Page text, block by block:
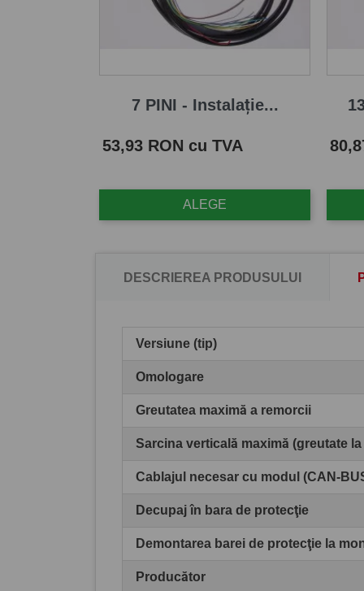
7 PINI - Instalație...
Pret
53,93 RON cu TVA
ALEGE
Pret
DESCRIEREA PRODUSULUI
Versiune (tip)
Omologare
Greutatea maximă a remorcii
Sarcina verticală maximă (greutate
Cablajul necesar cu modul (CAN-
Decupaj în bara de protecţie
Demontarea barei de protecţie la
Producător